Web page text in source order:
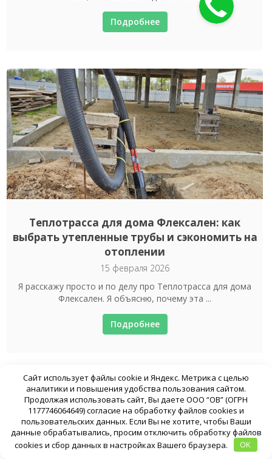
Подробнее
Теплотрасса для дома Флексален: как
выбрать утепленные трубы и сэкономить на
отоплении
15 февраля 2026
Я расскажу просто и по делу про Теплотрасса для дома
Флексален. Я объясню, почему эта ...
Подробнее
Сайт использует файлы cookie и Яндекс. Метрика с целью
аналитики и повышения удобства пользования сайтом.
Продолжая использовать сайт, Вы даете ООО “ОВ” (ОГРН
1177746064649) согласие на обработку файлов cookies и
пользовательских данных. Если Вы не хотите, чтобы Ваши
данные обрабатывались, просим отключить обработку файлов
cookies и сбор данных в настройках Вашего браузера.
OK